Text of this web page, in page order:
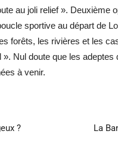
au joli relief ». Deuxième
sportive au départ de
forêts, les rivières et les
Nul doute que les adeptes
à venir.
?
La